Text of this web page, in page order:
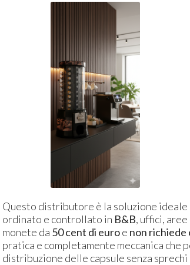
Questo distributore è la soluzione
ordinato e controllato in B&B, uffici, aree
monete da 50 cent di euroe non
pratica e completamente meccanica che
distribuzione delle capsule senza sprechi